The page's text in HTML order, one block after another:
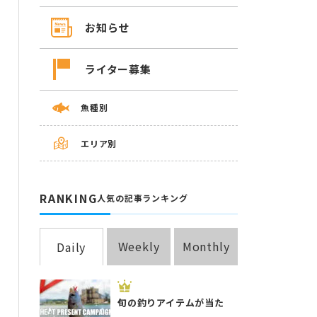
お知らせ
ライター募集
魚種別
エリア別
RANKING人気の記事ランキング
Daily Weekly Monthly
旬の釣りアイテムが当た